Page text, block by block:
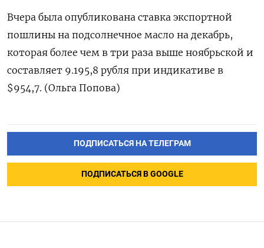
Вчера была опубликована ставка экспортной
пошлины на подсолнечное масло на декабрь,
которая более чем в три раза выше ноябрьской и
составляет 9.195,8 рубля при индикативе в
$954,7. (Ольга Попова)
ПОДПИСАТЬСЯ НА ТЕЛЕГРАМ
ПОДПИСАТЬСЯ В GOOGLE